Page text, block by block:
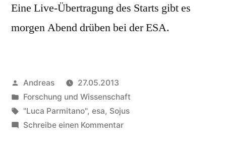
Eine Live-Übertragung des Starts gibt es
morgen Abend drüben bei der ESA.
Veröffentlicht
von
Andreas
27.05.2013
Veröffentlicht
in
Forschung und Wissenschaft
Schlagwörter:
"Luca Parmitano", esa, Sojus
Schreibe einen Kommentarzu